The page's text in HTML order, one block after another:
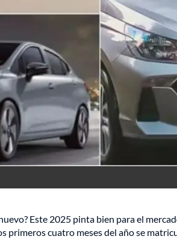
Este 2025 pinta bien para el
primeros cuatro meses del año se